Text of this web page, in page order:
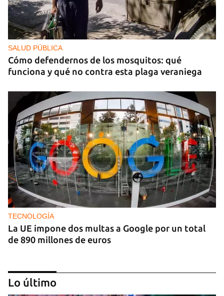
SALUD PÚBLICA
Cómo defendernos de los mosquitos: qué
funciona y qué no contra esta plaga veraniega
TECNOLOGÍA
La UE impone dos multas a Google por un total
de 890 millones de euros
Lo último